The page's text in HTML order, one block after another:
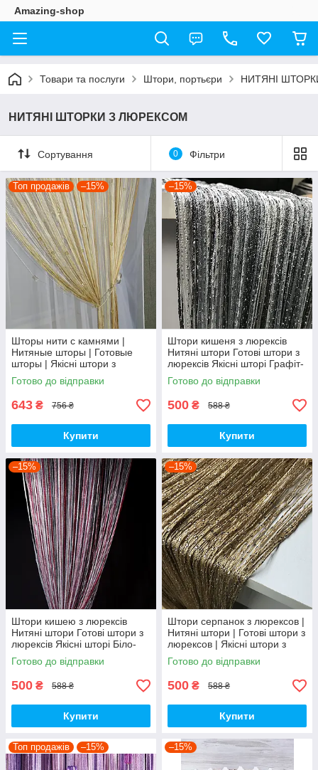
Amazing-shop
Товари та послуги Штори, портьєри НИТЯНІ
НИТЯНІ ШТОРКИ З ЛЮРЕКСОМ
Сортування 0 Фільтри
Топ продажів –15%
Шторы нити с камнями |
Нитяные шторы | Готовые
шторы | Якісні штори з
камінням | Бело-бежево-
золотистые шторы
Готово до відправки
643 ₴ 756 ₴
Купити
–15%
Штори кишеня з люрексів
Нитяні штори Готові штори з
люрексів Якісні шторі Графіт-
сіро-білі штори
Готово до відправки
500 ₴ 588 ₴
Купити
–15%
Штори кишею з люрексів
Нитяні штори Готові штори з
люрексів Якісні шторі Біло-
сіро-бордові штори
Готово до відправки
500 ₴ 588 ₴
Купити
–15%
Штори серпанок з люрексов |
Нитяні штори | Готові штори з
люрексов | Якісні штори з
люрексу | Білі штори
Готово до відправки
500 ₴ 588 ₴
Купити
Топ продажів –15% –15%